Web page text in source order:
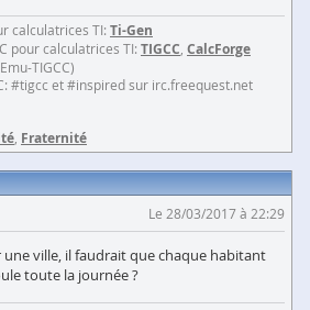
calculatrices TI: Ti-Gen
pour calculatrices TI: TIGCC, CalcForge
TIGCC)
#tigcc et #inspired sur irc.freequest.net
, Fraternité
Le 28/03/2017 à 22:29
ville, il faudrait que chaque habitant
toute la journée ?